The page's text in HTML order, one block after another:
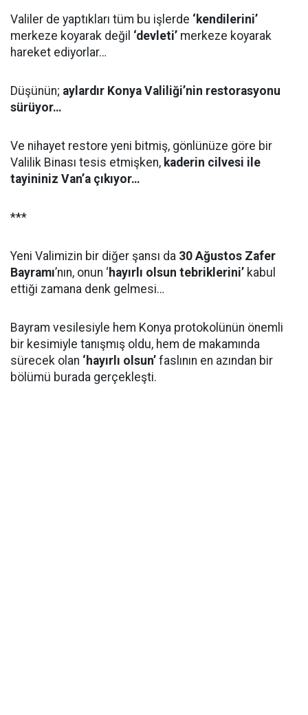
Valiler de yaptıkları tüm bu işlerde ‘kendilerini’
merkeze koyarak değil ‘devleti’ merkeze koyarak
hareket ediyorlar…
Düşünün; aylardır Konya Valiliği’nin restorasyonu
sürüyor…
Ve nihayet restore yeni bitmiş, gönlünüze göre bir
Valilik Binası tesis etmişken, kaderin cilvesi ile
tayininiz Van’a çıkıyor…
***
Yeni Valimizin bir diğer şansı da 30 Ağustos Zafer
Bayramı’nın, onun ‘ hayırlı olsun tebriklerini’ kabul
ettiği zamana denk gelmesi…
Bayram vesilesiyle hem Konya protokolünün önemli
bir kesimiyle tanışmış oldu, hem de makamında
sürecek olan ‘hayırlı olsun’ faslının en azından bir
bölümü burada gerçekleşti.